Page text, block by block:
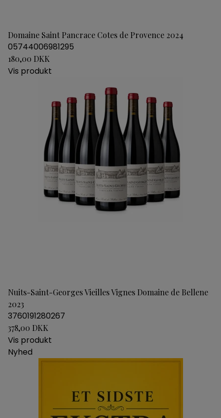
Domaine Saint Pancrace Cotes de Provence 2024
05744006981295
180,00 DKK
Vis produkt
Nuits-Saint-Georges Vieilles Vignes Domaine de Bellene
2023
3760191280267
378,00 DKK
Vis produkt
Nyhed